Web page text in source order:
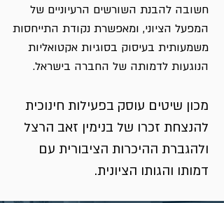
חשובה להבנת השורשים הרעיוניים של
המפעל הציוני, ומאפשרת נקודת התייחסות
משמעותית בעיסוק בסוגיות אקטואליות
הנוגעות לדמותה של החברה בישראל.
מכון שיטים עוסק בפעילות חינוכית
להנצחת זכרו של בנימין זאב הרצל
ולהגברת ההיכרות הציבורית עם
דמותו והגותו הציונית.